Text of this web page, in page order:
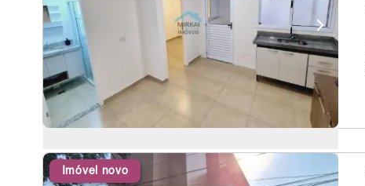
Imóvel novo